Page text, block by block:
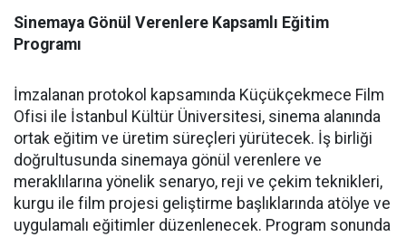
Sinemaya Gönül Verenlere Kapsamlı Eğitim
Programı
İmzalanan protokol kapsamında Küçükçekmece Film
Ofisi ile İstanbul Kültür Üniversitesi, sinema alanında
ortak eğitim ve üretim süreçleri yürütecek. İş birliği
doğrultusunda sinemaya gönül verenlere ve
meraklılarına yönelik senaryo, reji ve çekim teknikleri,
kurgu ile film projesi geliştirme başlıklarında atölye ve
uygulamalı eğitimler düzenlenecek. Program sonunda